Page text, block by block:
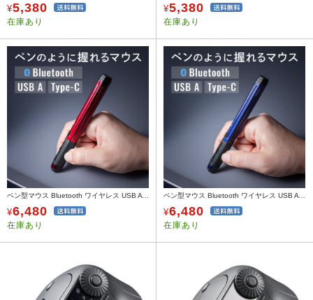
¥5,380
在庫あり
¥5,380
在庫あり
¥6,480
在庫あり
¥6,480
在庫あり